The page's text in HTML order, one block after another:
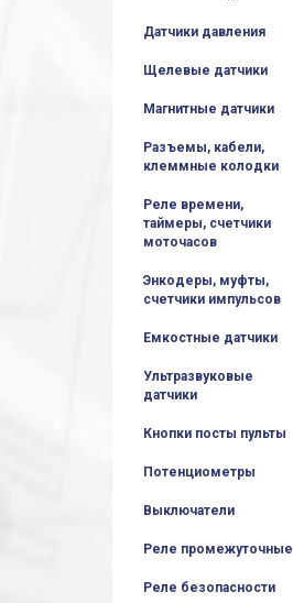
Датчики давления
Щелевые датчики
Магнитные датчики
Разъемы, кабели,
клеммные колодки
Реле времени,
таймеры, счетчики
моточасов
Энкодеры, муфты,
счетчики импульсов
Емкостные датчики
Ультразвуковые
датчики
Кнопки посты пульты
Потенциометры
Выключатели
Реле промежуточные
Реле безопасности